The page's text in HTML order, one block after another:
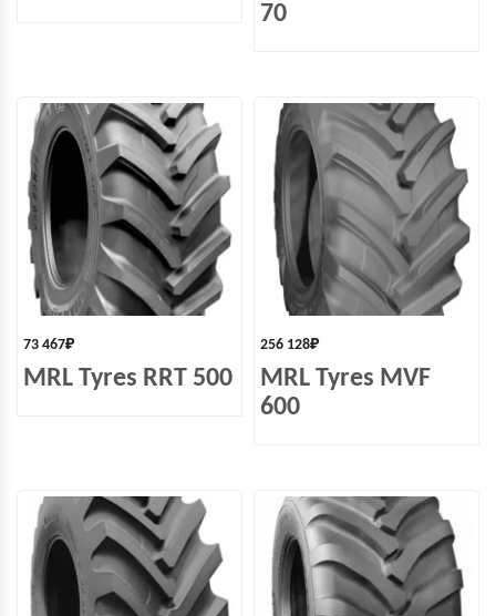
70
73 467₽
MRL Tyres RRT 500
256 128₽
MRL Tyres MVF
600